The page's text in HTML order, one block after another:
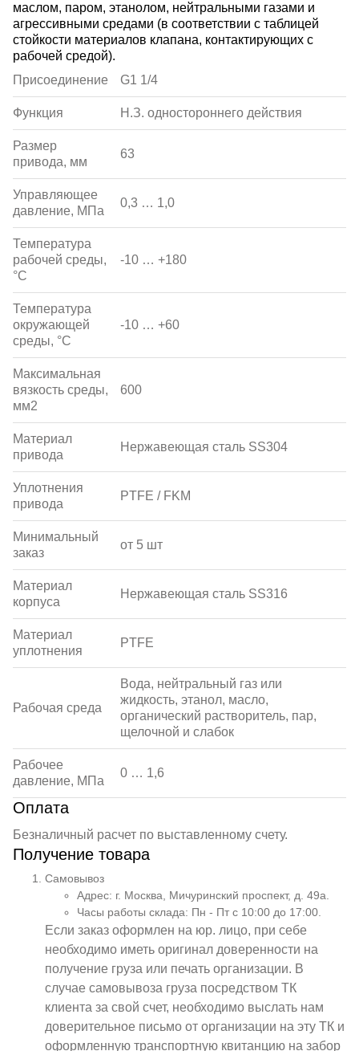
маслом, паром, этанолом, нейтральными газами и
агрессивными средами (в соответствии с таблицей
стойкости материалов клапана, контактирующих с
рабочей средой).
Присоединение
G1 1/4
Функция Н.З. одностороннего действия
Размер
привода, мм
63
Управляющее
давление, МПа
0,3 … 1,0
Температура
рабочей среды,
°С
-10 … +180
Температура
окружающей
среды, °С
-10 … +60
Максимальная
вязкость среды,
мм2
600
Материал
привода
Нержавеющая сталь SS304
Уплотнения
привода
PTFE / FKM
Минимальный
заказ
от 5 шт
Материал
корпуса
Нержавеющая сталь SS316
Материал
уплотнения
PTFE
Рабочая среда
Вода, нейтральный газ или
жидкость, этанол, масло,
органический растворитель, пар,
щелочной и слабок
Рабочее
давление, МПа
0 … 1,6
Оплата
Безналичный расчет по выставленному счету.
Получение товара
Самовывоз
Адрес: г. Москва, Мичуринский проспект, д. 49а.
Часы работы склада: Пн - Пт с 10:00 до 17:00.
Если заказ оформлен на юр. лицо, при себе
необходимо иметь оригинал доверенности на
получение груза или печать организации. В
случае самовывоза груза посредством ТК
клиента за свой счет, необходимо выслать нам
доверительное письмо от организации на эту ТК и
оформленную транспортную квитанцию на забор